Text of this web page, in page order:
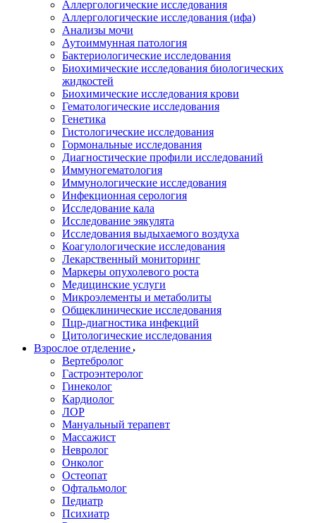
Аллергологические исследования
Аллергологические исследования (ифа)
Анализы мочи
Аутоиммунная патология
Бактериологические исследования
Биохимические исследования биологических
жидкостей
Биохимические исследования крови
Гематологические исследования
Генетика
Гистологические исследования
Гормональные исследования
Диагностические профили исследований
Иммуногематология
Иммунологические исследования
Инфекционная серология
Исследование кала
Исследование эякулята
Исследования выдыхаемого воздуха
Коагулологические исследования
Лекарственный мониторинг
Маркеры опухолевого роста
Медицинские услуги
Микроэлементы и метаболиты
Общеклинические исследования
Пцр-диагностика инфекций
Цитологические исследования
Взрослое отделение
Вертебролог
Гастроэнтеролог
Гинеколог
Кардиолог
ЛОР
Мануальный терапевт
Массажист
Невролог
Онколог
Остеопат
Офтальмолог
Педиатр
Психиатр